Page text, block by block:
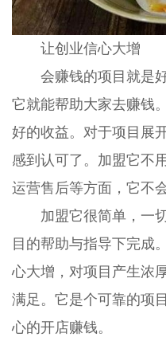
让创业信心大增
会赚钱的项目就是好
它就能帮助大家去赚钱
好的收益。对于项目展
感到认可了。加盟它不
运营售后等方面，它不
加盟它很简单，一切
目的帮助与指导下完成
心大增，对项目产生浓
满足。它是个可靠的项
心的开店赚钱。